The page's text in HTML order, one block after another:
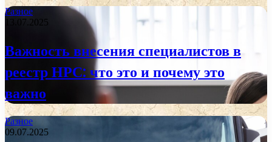
Разное
13.07.2025
Важность внесения специалистов в
реестр НРС: что это и почему это
важно
Разное
09.07.2025